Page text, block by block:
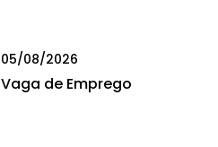
05/08/2026
Vaga de Emprego